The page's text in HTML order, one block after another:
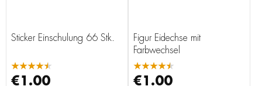
Sticker Einschulung 66 Stk.
★★★★★
€1.00
Figur Eidechse mit
Farbwechsel
★★★★★
€1.00